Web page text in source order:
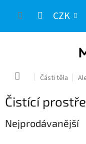
CZK
Domů Části těla
Čistící
Nejprodávanější